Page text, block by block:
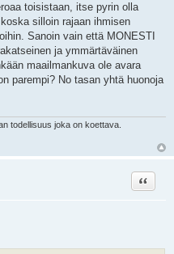
toisistaan, itse pyrin olla
silloin rajaan ihmisen
Sanoin vain että MONESTI
ja ymmärtäväinen
maailmankuva ole avara
parempi? No tasan yhtä huonoja
todellisuus joka on koettava.
Lainaa